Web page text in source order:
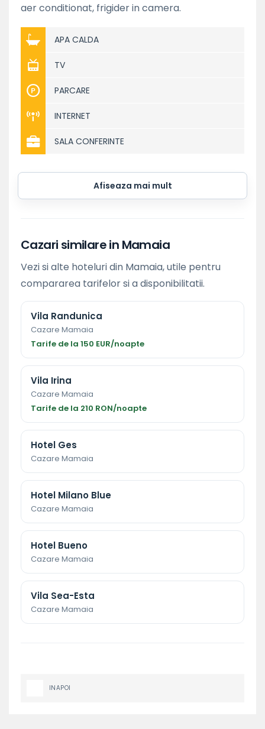
aer conditionat, frigider in camera.
APA CALDA
TV
PARCARE
INTERNET
SALA CONFERINTE
Afiseaza mai mult
Cazari similare in Mamaia
Vezi si alte hoteluri din Mamaia, utile pentru
compararea tarifelor si a disponibilitatii.
Vila Randunica
Cazare Mamaia
Tarife de la 150 EUR/noapte
Vila Irina
Cazare Mamaia
Tarife de la 210 RON/noapte
Hotel Ges
Cazare Mamaia
Hotel Milano Blue
Cazare Mamaia
Hotel Bueno
Cazare Mamaia
Vila Sea-Esta
Cazare Mamaia
INAPOI